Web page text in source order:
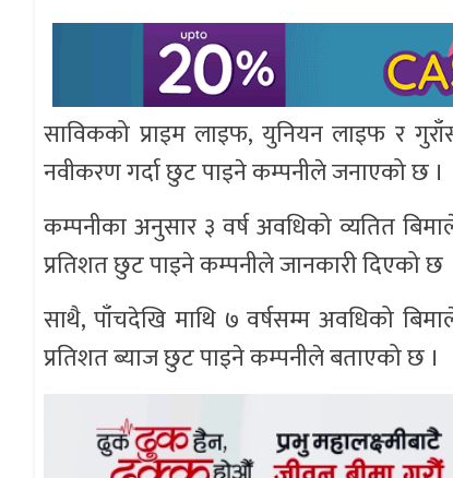
साविकको प्राइम लाइफ, युनियन लाइफ र
नवीकरण गर्दा छुट पाइने कम्पनीले जनाएको छ ।
कम्पनीका अनुसार ३ वर्ष अवधिको व्यतित
प्रतिशत छुट पाइने कम्पनीले जानकारी दिएको छ
साथै, पाँचदेखि माथि ७ वर्षसम्म अवधिको
प्रतिशत ब्याज छुट पाइने कम्पनीले बताएको छ ।